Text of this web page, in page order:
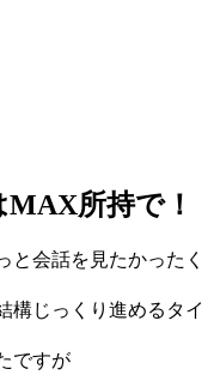
所持で！
と会話を見たかったく
構じっくり進めるタイ
ですが